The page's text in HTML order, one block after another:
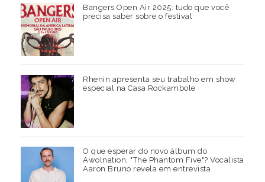
Bangers Open Air 2025: tudo que você
precisa saber sobre o festival
Rhenin apresenta seu trabalho em show
especial na Casa Rockambole
O que esperar do novo álbum do
Awolnation, "The Phantom Five"? Vocalista
Aaron Bruno revela em entrevista